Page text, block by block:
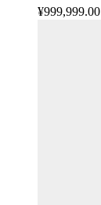
¥999,999.00